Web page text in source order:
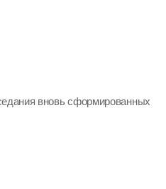
вновь сформированных